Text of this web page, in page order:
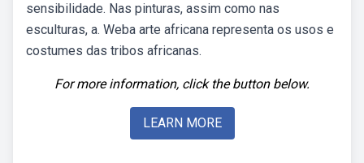
sensibilidade. Nas pinturas, assim como nas
esculturas, a. Weba arte africana representa os usos e
costumes das tribos africanas.
For more information, click the button below.
LEARN MORE